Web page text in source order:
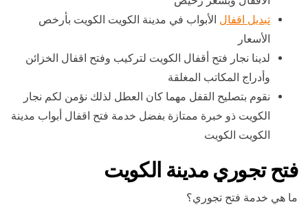
تبديل اقفال الأبواب في مدينة الكويت الكويت بأرخص
الأسعار
لدينا نجار فتح أقفال الكويت لتركيب وفتح اقفال الخزائن
وأدراج المكاتب المغلقة
نقوم بتصليح القفل مهما كان العطل لذلك نؤمن لكم نجار
الكويت ذو خبرة ممتازة بفضل خدمة فتح اقفال أبواب مدينة
الكويت الكويت
فتح تجوري مدينة الكويت
ما هي خدمة فتح تجوري؟